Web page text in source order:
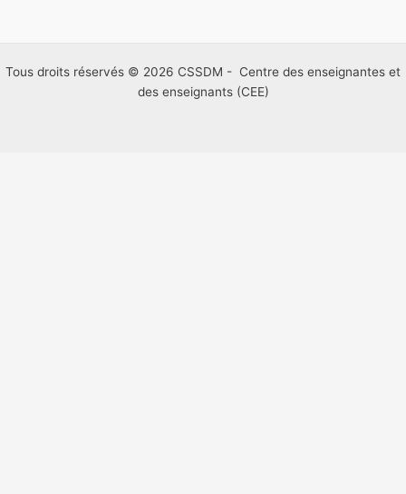
Tous droits réservés © 2026 CSSDM - Centre des enseignantes et
des enseignants (CEE)